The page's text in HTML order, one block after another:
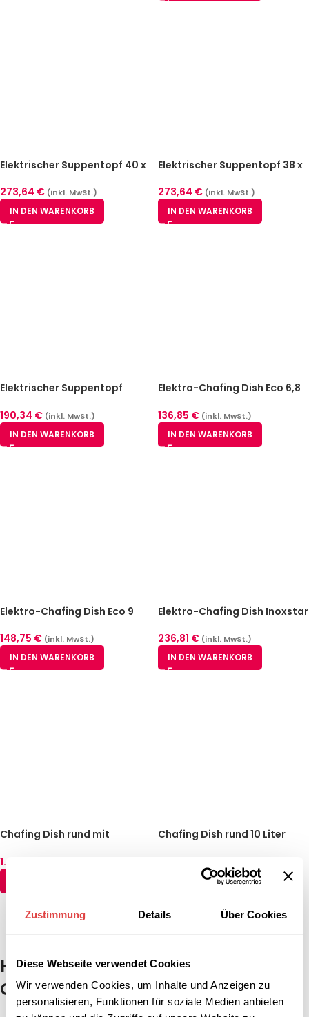
Zustimmung Details Über Cookies
Diese Webseite verwendet Cookies
Wir verwenden Cookies, um Inhalte und Anzeigen zu
personalisieren, Funktionen für soziale Medien anbieten
Elektrischer Suppentopf 40 x
273,64 € (inkl. MwSt.)
IN DEN WARENKORB
Elektrischer Suppentopf 38 x
273,64 € (inkl. MwSt.)
IN DEN WARENKORB
Elektrischer Suppentopf
190,34 € (inkl. MwSt.)
IN DEN WARENKORB
Elektro-Chafing Dish Eco 6,8
136,85 € (inkl. MwSt.)
IN DEN WARENKORB
Elektro-Chafing Dish Eco 9
148,75 € (inkl. MwSt.)
IN DEN WARENKORB
Elektro-Chafing Dish Inoxstar
236,81 € (inkl. MwSt.)
IN DEN WARENKORB
Chafing Dish rund mit
1.059,10
Chafing Dish rund 10 Liter
IN DEN WARENKORB
Hochwertige Chafing Dishes für
Gastronomie und Catering